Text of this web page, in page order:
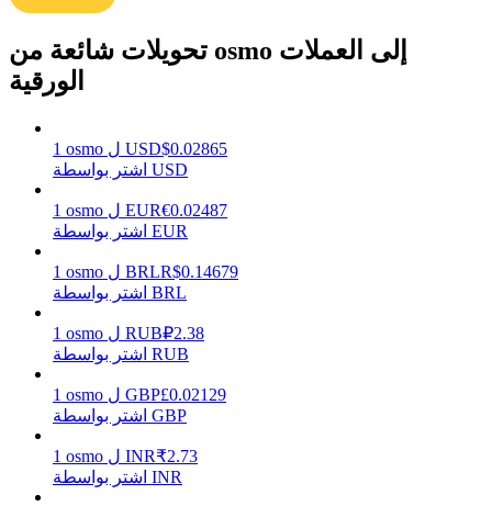
يكسب
خنزير الطاقة
احصل على مكافآت تنافسية يوميًا
تحويلات شائعة من osmo إلى العملات
الورقية
1 osmo ل USD$0.02865
اشتر بواسطة USD
1 osmo ل EUR€0.02487
اشتر بواسطة EUR
1 osmo ل BRLR$0.14679
اشتر بواسطة BRL
1 osmo ل RUB₽2.38
اشتر بواسطة RUB
1 osmo ل GBP£0.02129
اشتر بواسطة GBP
1 osmo ل INR₹2.73
اشتر بواسطة INR